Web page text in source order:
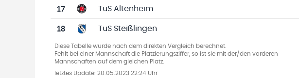
17 TuS Altenheim
18 TuS Steißlingen
Diese Tabelle wurde nach dem direkten Vergleich berechnet.
Fehlt bei einer Mannschaft die Platzierungsziffer, so ist sie mit der/den vorderen
Mannschaften auf dem gleichen Platz.
letztes Update: 20.05.2023 22:24 Uhr